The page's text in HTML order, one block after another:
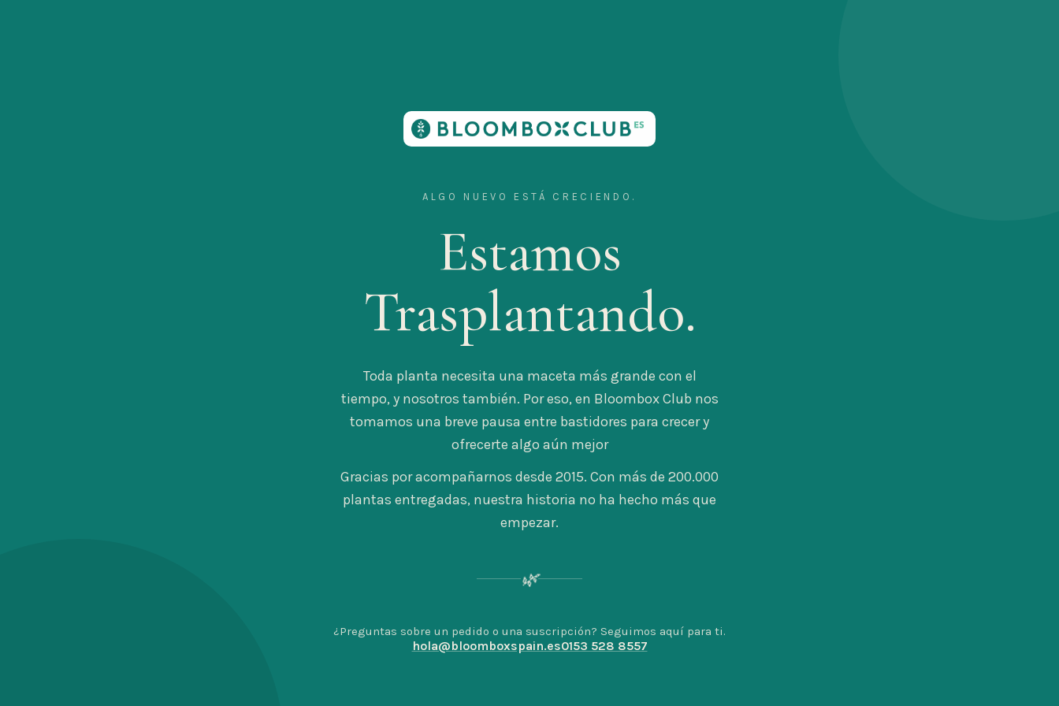
ALGO NUEVO ESTÁ CRECIENDO.
Estamos
Trasplantando.
Toda planta necesita una maceta más grande con el
tiempo, y nosotros también. Por eso, en Bloombox Club nos
tomamos una breve pausa entre bastidores para crecer y
ofrecerte algo aún mejor
Gracias por acompañarnos desde 2015. Con más de 200.000
plantas entregadas, nuestra historia no ha hecho más que
empezar.
🌿
¿Preguntas sobre un pedido o una suscripción? Seguimos aquí para ti.
hola@bloomboxspain.es0153 528 8557